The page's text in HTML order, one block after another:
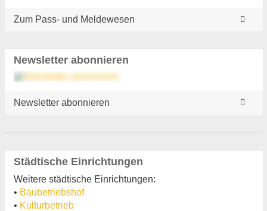
Zum Pass- und Meldewesen
Newsletter abonnieren
Newsletter abonnieren
Städtische Einrichtungen
Weitere städtische Einrichtungen:
• Baubetriebshof
• Kulturbetrieb